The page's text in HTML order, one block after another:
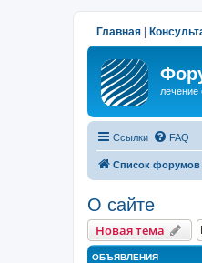
Главная
лечение
Ссылки FAQ
Список форумов
О сайте
Новая тема
ОБЪЯВЛЕНИЯ